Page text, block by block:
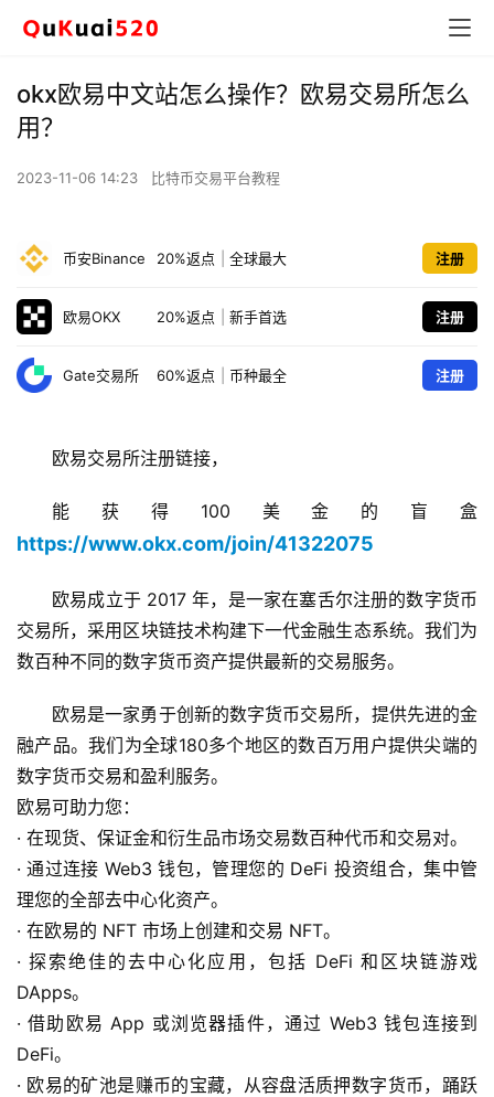
okx欧易中文站怎么操作？欧易交易所怎么
用？
2023-11-06 14:23 比特币交易平台教程
币安Binance 20%返点 全球最大 注册
欧易OKX 20%返点 新手首选 注册
Gate交易所 60%返点 币种最全 注册
欧易交易所注册链接，
能获得100美金的盲盒
https://www.okx.com/join/41322075
欧易成立于 2017 年，是一家在塞舌尔注册的数字货币
交易所，采用区块链技术构建下一代金融生态系统。我们为
数百种不同的数字货币资产提供最新的交易服务。
欧易是一家勇于创新的数字货币交易所，提供先进的金
融产品。我们为全球180多个地区的数百万用户提供尖端的
数字货币交易和盈利服务。
欧易可助力您：
· 在现货、保证金和衍生品市场交易数百种代币和交易对。
· 通过连接 Web3 钱包，管理您的 DeFi 投资组合，集中管
理您的全部去中心化资产。
· 在欧易的 NFT 市场上创建和交易 NFT。
· 探索绝佳的去中心化应用，包括 DeFi 和区块链游戏
DApps。
· 借助欧易 App 或浏览器插件，通过 Web3 钱包连接到
DeFi。
· 欧易的矿池是赚币的宝藏，从容盘活质押数字货币，踊跃